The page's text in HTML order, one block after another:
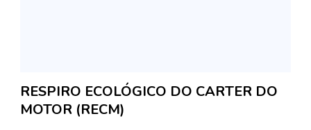
RESPIRO ECOLÓGICO DO CARTER DO
MOTOR (RECM)